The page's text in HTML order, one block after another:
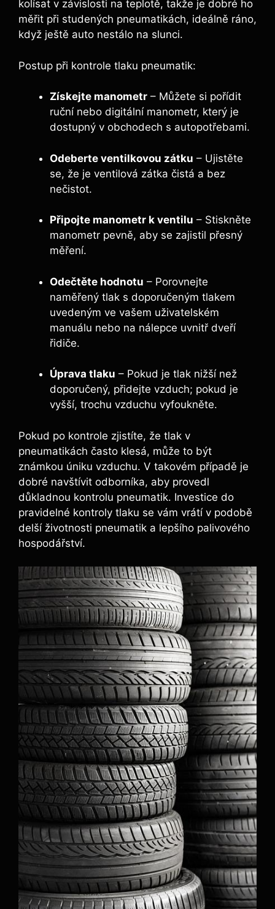
kolísat v závislosti na teplotě, takže je dobré ho
měřit při studených pneumatikách, ideálně ráno,
když ještě auto nestálo na slunci.
Postup při kontrole tlaku pneumatik:
Získejte manometr – Můžete si pořídit
ruční nebo digitální manometr, který je
dostupný v obchodech s autopotřebami.
Odeberte ventilkovou zátku – Ujistěte
se, že je ventilová zátka čistá a bez
nečistot.
Připojte manometr k ventilu – Stiskněte
manometr pevně, aby se zajistil přesný
měření.
Odečtěte hodnotu – Porovnejte
naměřený tlak s doporučeným tlakem
uvedeným ve vašem uživatelském
manuálu nebo na nálepce uvnitř dveří
řidiče.
Úprava tlaku – Pokud je tlak nižší než
doporučený, přidejte vzduch; pokud je
vyšší, trochu vzduchu vyfoukněte.
Pokud po kontrole zjistíte, že tlak v
pneumatikách často klesá, může to být
známkou úniku vzduchu. V takovém případě je
dobré navštívit odborníka, aby provedl
důkladnou kontrolu pneumatik. Investice do
pravidelné kontroly tlaku se vám vrátí v podobě
delší životnosti pneumatik a lepšího palivového
hospodářství.